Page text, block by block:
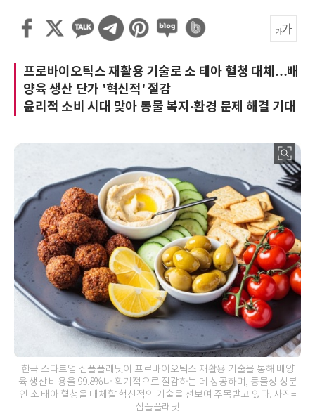
프로바이오틱스 재활용 기술로 소 태아 혈청 대체…배
양육 생산 단가 '혁신적' 절감
윤리적 소비 시대 맞아 동물 복지·환경 문제 해결 기대
한국 스타트업 심플플래닛이 프로바이오틱스 재활용 기술을 통해 배양
육 생산 비용을 99.8%나 획기적으로 절감하는 데 성공하며, 동물성 성분
인 소 태아 혈청을 대체할 혁신적인 기술을 선보여 주목받고 있다. 사진=
심플플래닛